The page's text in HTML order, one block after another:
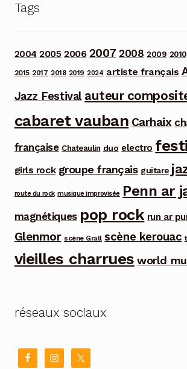
Tags
2004 2005 2006 2007 2008 2009 2010
2015 2017 2018 2019 2024 artiste français
Jazz Festival auteur
cabaret vauban Carhaix
française Chateaulin duo electro
girls rock groupe français guitare
route du rock musique improvisée Penn ar
magnétiques pop rock run ar
Glenmor scène Grall scène kerouac
vieilles charrues world
réseaux sociaux